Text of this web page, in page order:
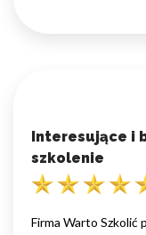
Interesujące i
szkolenie
Firma Warto Szkolić